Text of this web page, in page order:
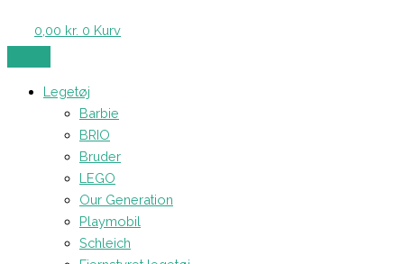
0,00 kr. 0 Kurv
Legetøj
Barbie
BRIO
Bruder
LEGO
Our Generation
Playmobil
Schleich